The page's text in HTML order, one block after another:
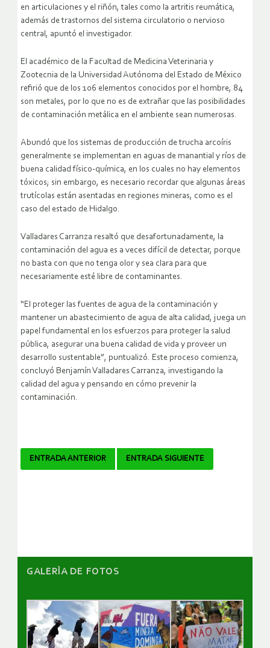
en articulaciones y el riñón, tales como la artritis reumática,
además de trastornos del sistema circulatorio o nervioso
central, apuntó el investigador.
El académico de la Facultad de Medicina Veterinaria y
Zootecnia de la Universidad Autónoma del Estado de México
refirió que de los 106 elementos conocidos por el hombre, 84
son metales, por lo que no es de extrañar que las posibilidades
de contaminación metálica en el ambiente sean numerosas.
Abundó que los sistemas de producción de trucha arcoíris
generalmente se implementan en aguas de manantial y ríos de
buena calidad físico-química, en los cuales no hay elementos
tóxicos; sin embargo, es necesario recordar que algunas áreas
trutícolas están asentadas en regiones mineras, como es el
caso del estado de Hidalgo.
Valladares Carranza resaltó que desafortunadamente, la
contaminación del agua es a veces difícil de detectar, porque
no basta con que no tenga olor y sea clara para que
necesariamente esté libre de contaminantes.
“El proteger las fuentes de agua de la contaminación y
mantener un abastecimiento de agua de alta calidad, juega un
papel fundamental en los esfuerzos para proteger la salud
pública, asegurar una buena calidad de vida y proveer un
desarrollo sustentable”, puntualizó. Este proceso comienza,
concluyó Benjamín Valladares Carranza, investigando la
calidad del agua y pensando en cómo prevenir la
contaminación.
Navegador
ENTRADA ANTERIOR ENTRADA SIGUIENTE
GALERÌA DE FOTOS